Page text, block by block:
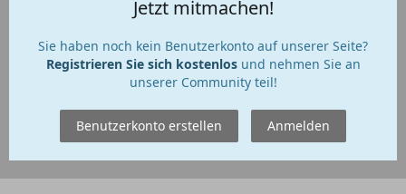
Jetzt mitmachen!
Sie haben noch kein Benutzerkonto auf unserer Seite?
Registrieren Sie sich kostenlosund nehmen Sie an
unserer Community teil!
Benutzerkonto erstellen Anmelden